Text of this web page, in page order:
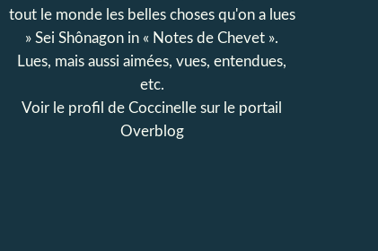
tout le monde les belles choses qu'on a lues
» Sei Shônagon in « Notes de Chevet ».
Lues, mais aussi aimées, vues, entendues,
etc.
Voir le profil de Coccinelle sur le portail
Overblog